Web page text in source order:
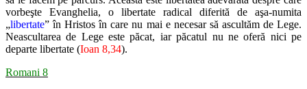
vorbeşte Evanghelia, o libertate radical diferită de aşa-numita
„libertate” în Hristos în care nu mai e necesar să ascultăm de Lege.
Neascultarea de Lege este păcat, iar păcatul nu ne oferă nici pe
departe libertate (Ioan 8,34).
Romani 8